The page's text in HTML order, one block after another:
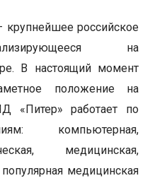
крупнейшее российское
на
В настоящий момент
положение на
«Питер» работает по
компьютерная,
медицинская,
популярная медицинская